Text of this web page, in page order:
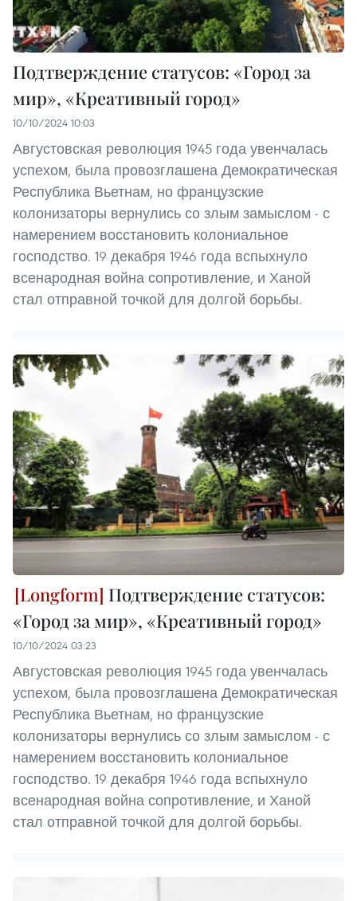
Подтверждение статусов: «Город за
мир», «Креативный город»
10/10/2024 10:03
Августовская революция 1945 года увенчалась
успехом, была провозглашена Демократическая
Республика Вьетнам, но французские
колонизаторы вернулись со злым замыслом - с
намерением восстановить колониальное
господство. 19 декабря 1946 года вспыхнуло
всенародная война сопротивление, и Ханой
стал отправной точкой для долгой борьбы.
Подтверждение статусов:
«Город за мир», «Креативный город»
10/10/2024 03:23
Августовская революция 1945 года увенчалась
успехом, была провозглашена Демократическая
Республика Вьетнам, но французские
колонизаторы вернулись со злым замыслом - с
намерением восстановить колониальное
господство. 19 декабря 1946 года вспыхнуло
всенародная война сопротивление, и Ханой
стал отправной точкой для долгой борьбы.